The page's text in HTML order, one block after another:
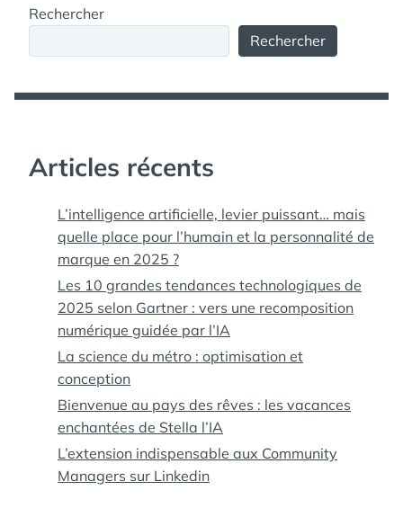
Rechercher
Rechercher
Articles récents
L’intelligence artificielle, levier puissant… mais
quelle place pour l’humain et la personnalité de
marque en 2025 ?
Les 10 grandes tendances technologiques de
2025 selon Gartner : vers une recomposition
numérique guidée par l’IA
La science du métro : optimisation et
conception
Bienvenue au pays des rêves : les vacances
enchantées de Stella l’IA
L’extension indispensable aux Community
Managers sur Linkedin